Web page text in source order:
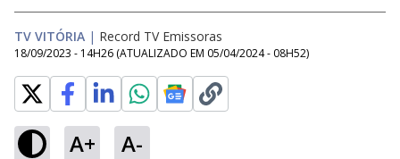
TV VITÓRIA | Record TV Emissoras
18/09/2023 - 14H26 (ATUALIZADO EM 05/04/2024 - 08H52)
A+ A-